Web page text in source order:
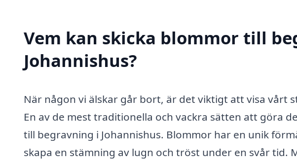
Vem kan skicka blommor till
Johannishus?
När någon vi älskar går bort, är det viktigt att visa vårt
En av de mest traditionella och vackra sätten att göra
till begravning i Johannishus. Blommor har en unik
skapa en stämning av lugn och tröst under en svår tid.